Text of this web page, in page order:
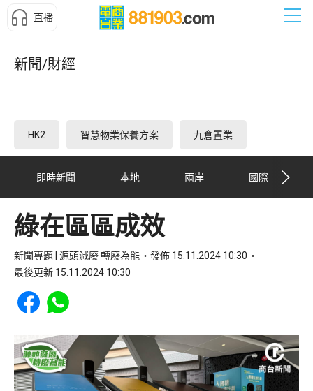
直播
新聞/財經
HK2 智慧物業保養方案 九倉置業
即時新聞 本地 兩岸 國際
綠在區區成效
新聞專題 | 源頭減廢 轉廢為能
發佈 15.11.2024 10:30
最後更新 15.11.2024 10:30
Share to Facebook
Share to WhatsApp